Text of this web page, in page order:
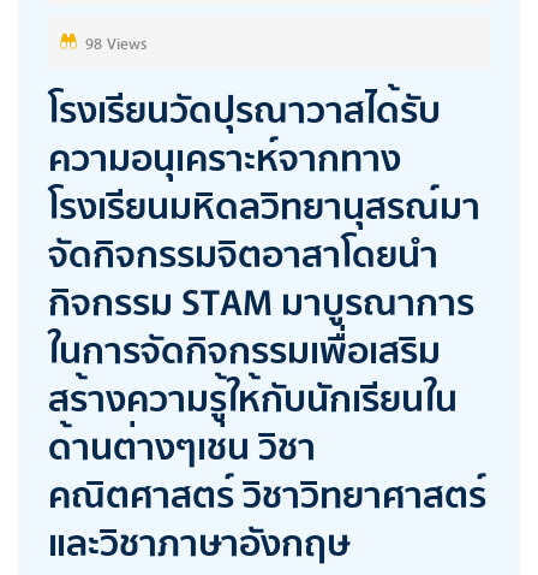
98 Views
โรงเรียนวัดปุรณาวาสได้รับ
ความอนุเคราะห์จากทาง
โรงเรียนมหิดลวิทยานุสรณ์มา
จัดกิจกรรมจิตอาสาโดยนำ
กิจกรรม STAM มาบูรณาการ
ในการจัดกิจกรรมเพื่อเสริม
สร้างความรู้ให้กับนักเรียนใน
ด้านต่างๆเช่น วิชา
คณิตศาสตร์ วิชาวิทยาศาสตร์
และวิชาภาษาอังกฤษ